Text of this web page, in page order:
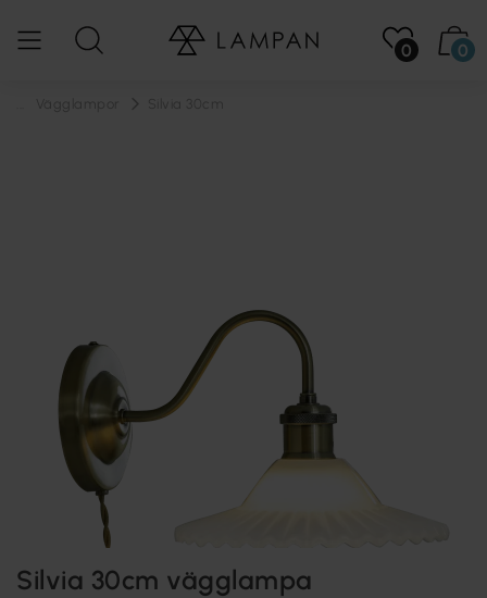
0 0
Silvia 30cm vägglampa